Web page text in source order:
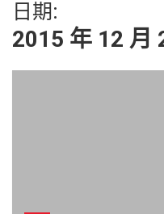
日期:
2015 年 12 月